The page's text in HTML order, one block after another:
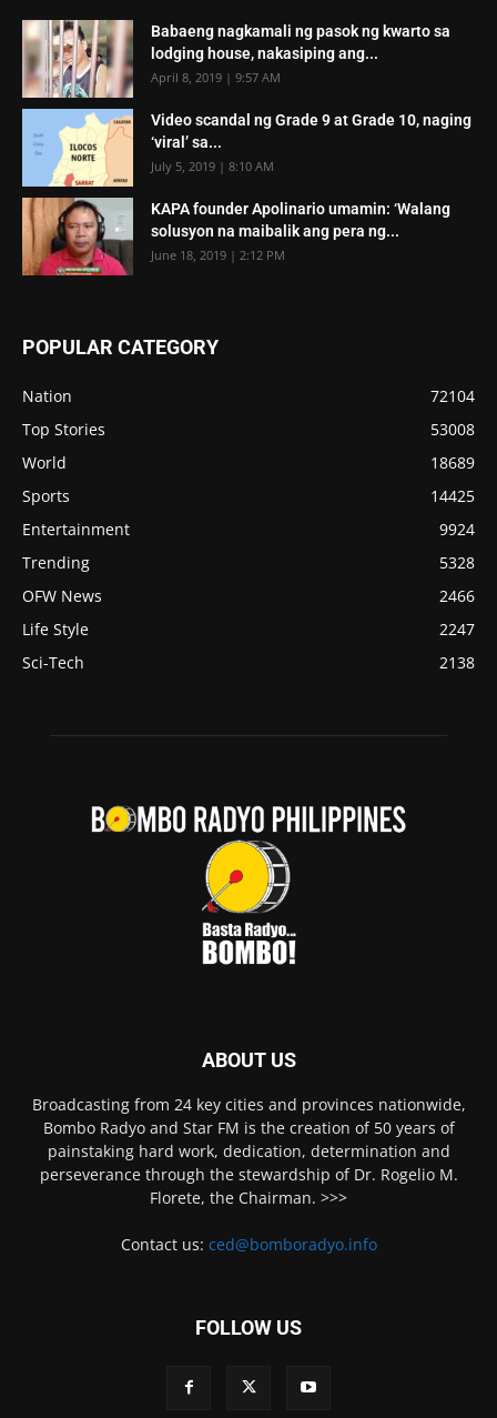
Babaeng nagkamali ng pasok ng kwarto sa
lodging house, nakasiping ang...
April 8, 2019 | 9:57 AM
Video scandal ng Grade 9 at Grade 10, naging
‘viral’ sa...
July 5, 2019 | 8:10 AM
KAPA founder Apolinario umamin: ‘Walang
solusyon na maibalik ang pera ng...
June 18, 2019 | 2:12 PM
POPULAR CATEGORY
Nation
72104
Top Stories
53008
World
18689
Sports
14425
Entertainment
9924
Trending
5328
OFW News
2466
Life Style
2247
Sci-Tech
2138
ABOUT US
Broadcasting from 24 key cities and provinces nationwide,
Bombo Radyo and Star FM is the creation of 50 years of
painstaking hard work, dedication, determination and
perseverance through the stewardship of Dr. Rogelio M.
Florete, the Chairman. >>>
Contact us: ced@bomboradyo.info
FOLLOW US